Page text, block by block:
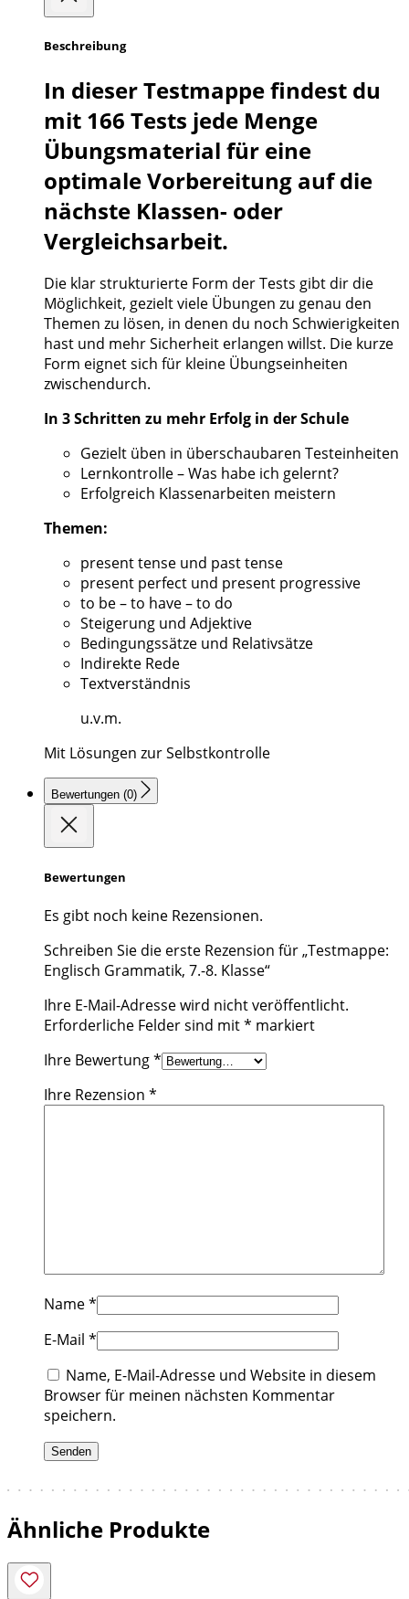
Beschreibung
In dieser Testmappe findest du
mit 166 Tests jede Menge
Übungsmaterial für eine
optimale Vorbereitung auf die
nächste Klassen- oder
Vergleichsarbeit.
Die klar strukturierte Form der Tests gibt dir die
Möglichkeit, gezielt viele Übungen zu genau den
Themen zu lösen, in denen du noch Schwierigkeiten
hast und mehr Sicherheit erlangen willst. Die kurze
Form eignet sich für kleine Übungseinheiten
zwischendurch.
In 3 Schritten zu mehr Erfolg in der Schule
Gezielt üben in überschaubaren Testeinheiten
Lernkontrolle – Was habe ich gelernt?
Erfolgreich Klassenarbeiten meistern
Themen:
present tense und past tense
present perfect und present progressive
to be – to have – to do
Steigerung und Adjektive
Bedingungssätze und Relativsätze
Indirekte Rede
Textverständnis
u.v.m.
Mit Lösungen zur Selbstkontrolle
Bewertungen (0)
Bewertungen
Es gibt noch keine Rezensionen.
Schreiben Sie die erste Rezension für „Testmappe:
Englisch Grammatik, 7.-8. Klasse“
Ihre E-Mail-Adresse wird nicht veröffentlicht.
Erforderliche Felder sind mit* markiert
Ihre Bewertung*
Ihre Rezension *
Name*
E-Mail *
Name, E-Mail-Adresse und Website in diesem
Browser für meinen nächsten Kommentar
speichern.
Ähnliche Produkte